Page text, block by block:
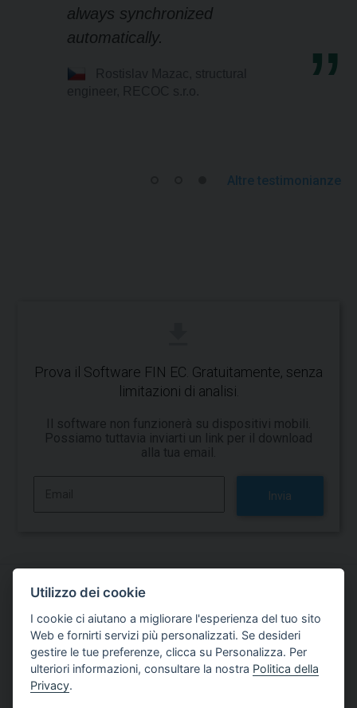
always synchronized
automatically.
Altre testimonianze
Prova il Software FIN EC. Gratuitamente, senza
limitazioni di analisi.
Il software non funzionerà su dispositivi mobili.
Possiamo tuttavia inviarti un link per il download
alla tua email.
Invia
Prova a lavorare con il software FIN EC
Versione di Prova
Utilizzo dei cookie
I cookie ci aiutano a migliorare l'esperienza del tuo sito
Web e fornirti servizi più personalizzati. Se desideri
gestire le tue preferenze, clicca su Personalizza. Per
ulteriori informazioni, consultare la nostra Politica della
Privacy.